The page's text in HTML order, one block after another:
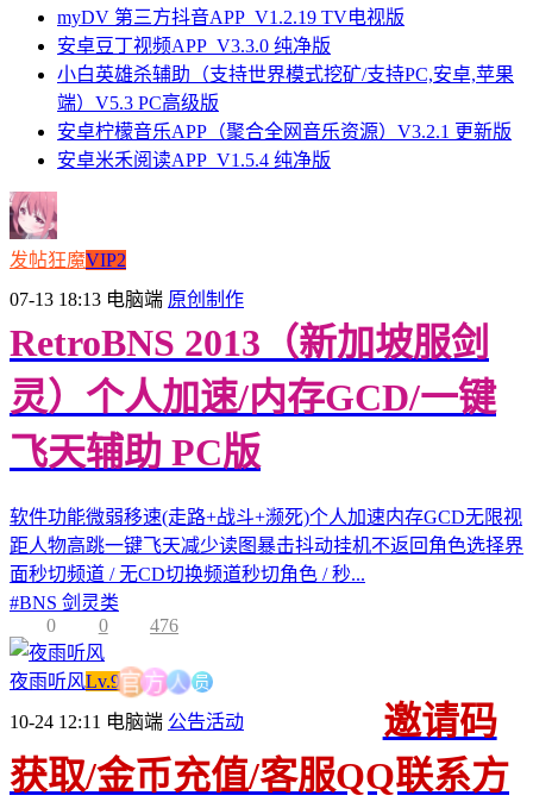
myDV 第三方抖音APP_V1.2.19 TV电视版
安卓豆丁视频APP_V3.3.0 纯净版
小白英雄杀辅助（支持世界模式挖矿/支持PC,安卓,苹果
端）V5.3 PC高级版
安卓柠檬音乐APP（聚合全网音乐资源）V3.2.1 更新版
安卓米禾阅读APP_V1.5.4 纯净版
发帖狂魔VIP2
07-13 18:13 电脑端 原创制作
RetroBNS 2013（新加坡服剑
灵）个人加速/内存GCD/一键
飞天辅助 PC版
软件功能微弱移速(走路+战斗+濒死)个人加速内存GCD无限视
距人物高跳一键飞天减少读图暴击抖动挂机不返回角色选择界
面秒切频道 / 无CD切换频道秒切角色 / 秒...
#BNS 剑灵类
0
0 476
夜雨听风Lv.9官 方人员
10-24 12:11 电脑端 公告活动
邀请码
获取/金币充值/客服QQ联系方